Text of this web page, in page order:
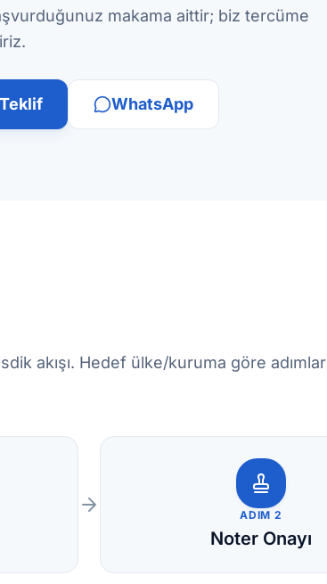
makama aittir; biz tercüme
WhatsApp
akışı. Hedef ülke/kuruma göre adımlar
ADIM 2
Noter Onayı